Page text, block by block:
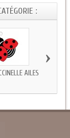
:
AILES
›